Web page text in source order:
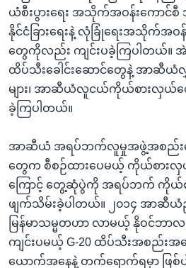
ယံစီးပွားရေး အသိုက်အဝန်းကောင်
နိုင်ငံခြားရေးနဲ့ လုံခြုံရေးအသိုက်အ
တွေကိုလည်း ကျင်းပခဲ့ကြပါတယ်။
ထိပ်သီးခေါင်းဆောင်တွေနဲ့ အာဆီ
များ၊ အာဆီယံလူငယ်ကိုယ်စားလှယ်
ခဲ့ကြပါတယ်။
အာဆီယံ အရပ်ဘက်လူမှုအဖွဲ့အစည်း
တွေက စီစဉ်ထားပေမယ့် ကိုယ်စား
ကြောင့် တွေ့ဆုံပွဲကို အရပ်ဘက် ကို
ဖျက်သိမ်းခဲ့ပါတယ်။ ၂၀၁၄ အာဆီယံဥ
မြန်မာသမ္မတဟာ လာမယ့် နိုဝင်ဘာလ
ကျင်းပမယ့် G-20 ထိပ်သီးအစည်းအ
ယောက်အနေနဲ့ တက်ရောက်ရမှာ ဖြစ်